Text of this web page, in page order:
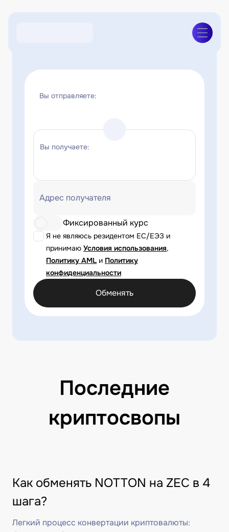
Вы отправляете:
Вы получаете:
Адрес получателя
Я не являюсь резидентом ЕС/ЕЭЗ и
принимаю Условия использования,
Политику AML и Политику
конфиденциальности
Фиксированный курс
Обменять
Последние
криптосвопы
Как обменять NOTTON на ZEC в 4
шага?
Легкий процесс конвертации криптовалюты: